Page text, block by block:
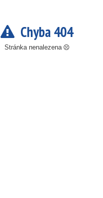
Chyba 404
Stránka nenalezena